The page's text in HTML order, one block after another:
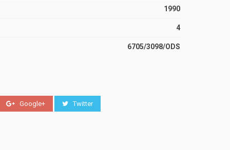
1990
4
6705/3098/ODS
Google+ Twitter